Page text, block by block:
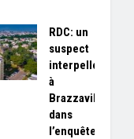
RDC: un
suspect
interpellé
à
Brazzaville
dans
l’enquête